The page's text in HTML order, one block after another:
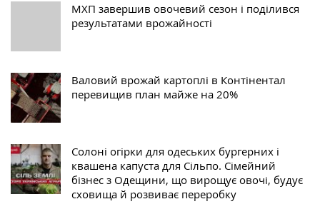
МХП завершив овочевий сезон і поділився
результатами врожайності
Валовий врожай картоплі в Контінентал
перевищив план майже на 20%
Солоні огірки для одеських бургерних і
квашена капуста для Сільпо. Cімейний
бізнес з Одещини, що вирощує овочі, будує
сховища й розвиває переробку